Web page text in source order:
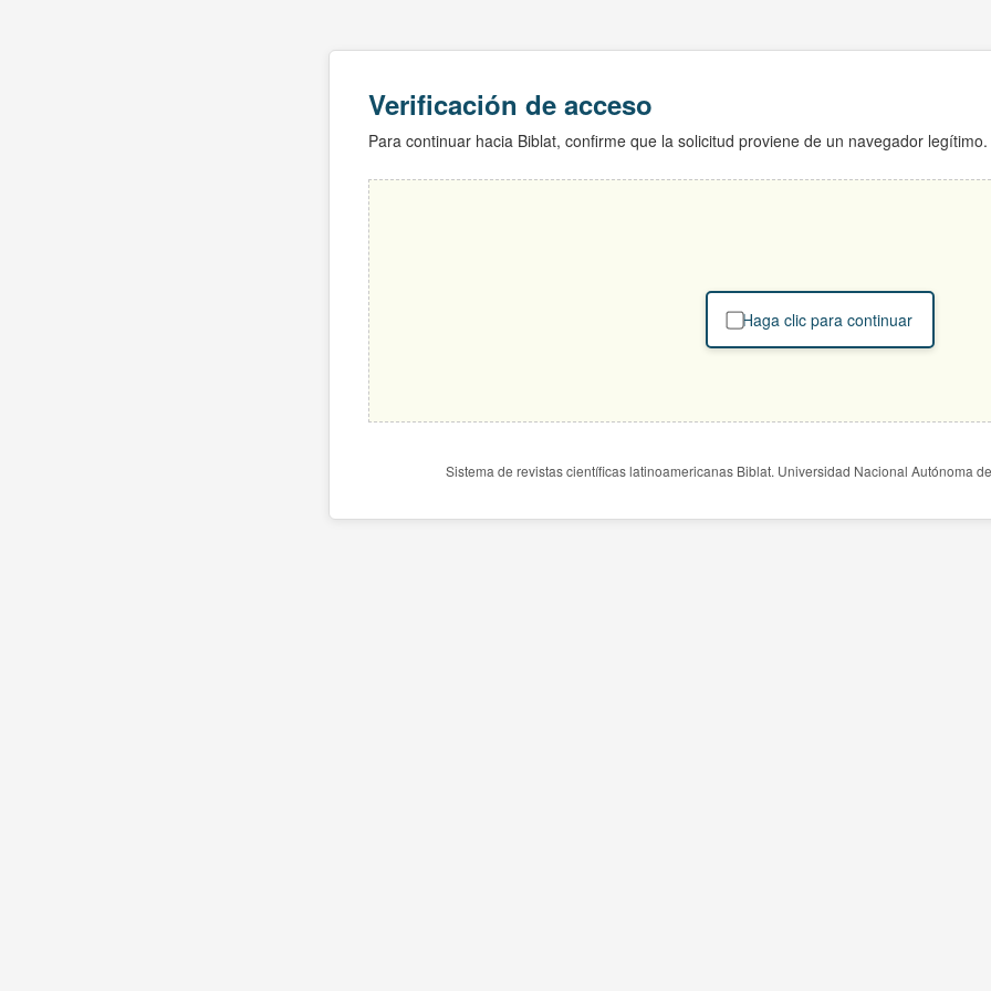
Verificación de acceso
Para continuar hacia Biblat, confirme que la solicitud proviene de un navegador legítimo.
Haga clic para continuar
Sistema de revistas científicas latinoamericanas Biblat. Universidad Nacional Autónoma